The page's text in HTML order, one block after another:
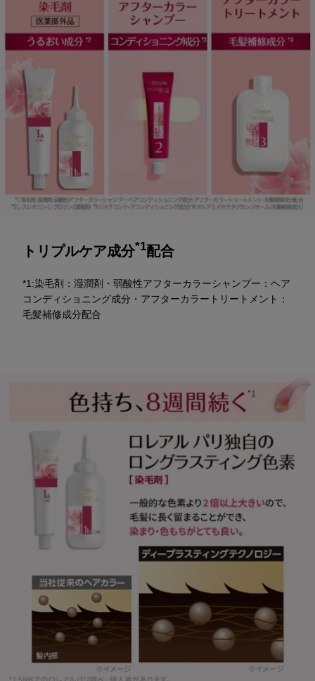
トリプルケア成分*1配合
*1:染毛剤：湿潤剤・弱酸性アフターカラーシャンプー：ヘア
コンディショニング成分・アフターカラートリートメント：
毛髪補修成分配合